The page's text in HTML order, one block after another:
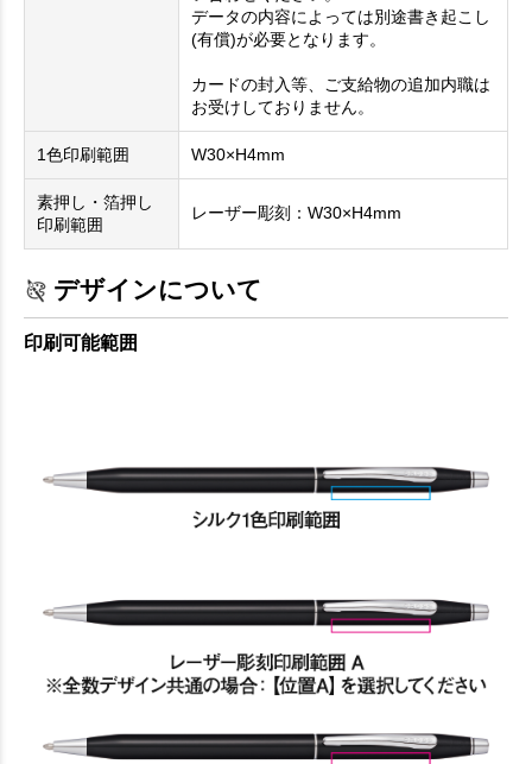
データの内容によっては別途書き起こし
(有償)が必要となります。
カードの封入等、ご支給物の追加内職は
お受けしておりません。
1色印刷範囲 W30×H4mm
素押し・箔押し
印刷範囲
レーザー彫刻：W30×H4mm
デザインについて
印刷可能範囲